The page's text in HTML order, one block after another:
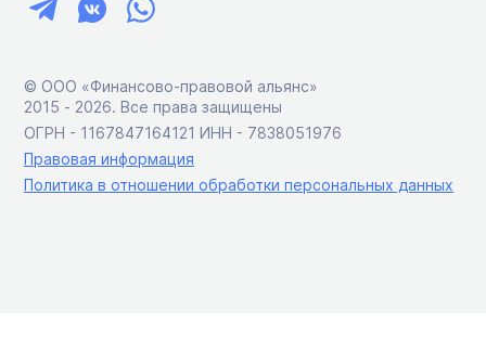
© ООО «Финансово-правовой альянс»
2015 ‑ 2026. Все права защищены
ОГРН - 1167847164121 ИНН - 7838051976
Правовая информация
Политика в отношении обработки персональных данных